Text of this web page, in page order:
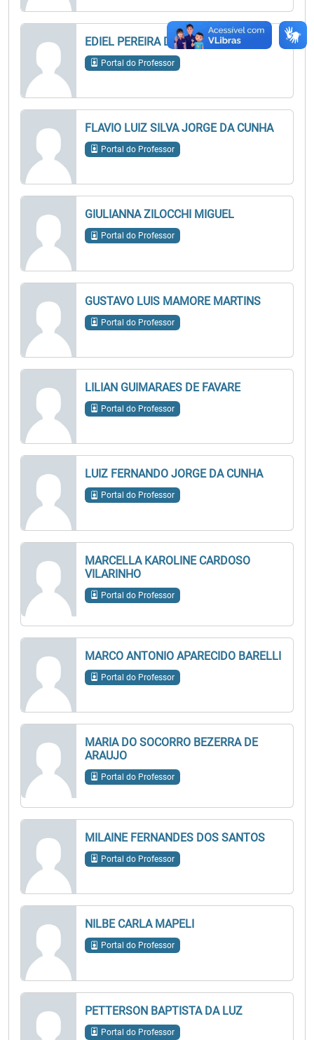
EDIEL PEREIRA DE MACEDO
Portal do Professor
FLAVIO LUIZ SILVA JORGE DA CUNHA
Portal do Professor
GIULIANNA ZILOCCHI MIGUEL
Portal do Professor
GUSTAVO LUIS MAMORE MARTINS
Portal do Professor
LILIAN GUIMARAES DE FAVARE
Portal do Professor
LUIZ FERNANDO JORGE DA CUNHA
Portal do Professor
MARCELLA KAROLINE CARDOSO
VILARINHO
Portal do Professor
MARCO ANTONIO APARECIDO BARELLI
Portal do Professor
MARIA DO SOCORRO BEZERRA DE
ARAUJO
Portal do Professor
MILAINE FERNANDES DOS SANTOS
Portal do Professor
NILBE CARLA MAPELI
Portal do Professor
PETTERSON BAPTISTA DA LUZ
Portal do Professor